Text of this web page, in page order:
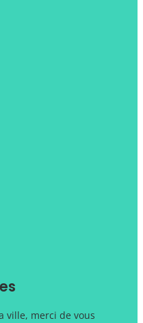
ville, merci de vous